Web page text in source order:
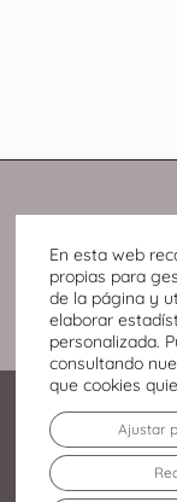
En esta web
propias para
de la página y
elaborar
personalizada.
consultando
que cookies
Ajustar